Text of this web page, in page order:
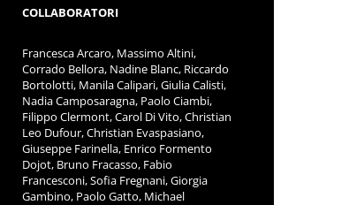
COLLABORATORI
Francesca Arcaro, Massimo Altini,
Corrado Bellora, Nadine Blanc, Riccardo
Bortolotti, Manila Calipari, Giulia Calisti,
Nadia Camposaragna, Paolo Ciambi,
Filippo Clermont, Carol Di Vito, Christian
Leo Dufour, Christian Evaspasiano,
Giuseppe Farinella, Enrico Formento
Dojot, Bruno Fracasso, Fabio
Francesconi, Sofia Fregnani, Giorgia
Gambino, Paolo Gatto, Michael